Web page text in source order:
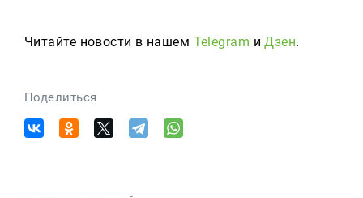
Читайте новости в нашем Telegram иДзен.
Поделиться